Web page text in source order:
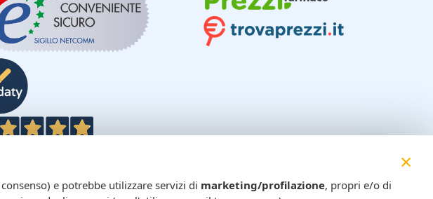
×
e potrebbe utilizzare servizi di marketing/profilazione, propri e/o di